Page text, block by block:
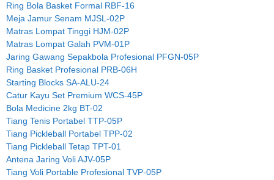
Ring Bola Basket Formal RBF-16
Meja Jamur Senam MJSL-02P
Matras Lompat Tinggi HJM-02P
Matras Lompat Galah PVM-01P
Jaring Gawang Sepakbola Profesional PFGN-05P
Ring Basket Profesional PRB-06H
Starting Blocks SA-ALU-24
Catur Kayu Set Premium WCS-45P
Bola Medicine 2kg BT-02
Tiang Tenis Portabel TTP-05P
Tiang Pickleball Portabel TPP-02
Tiang Pickleball Tetap TPT-01
Antena Jaring Voli AJV-05P
Tiang Voli Portable Profesional TVP-05P